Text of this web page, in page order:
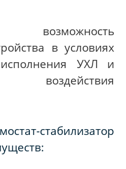
возможность
в условиях
исполнения УХЛ и
воздействия
стабилизатор